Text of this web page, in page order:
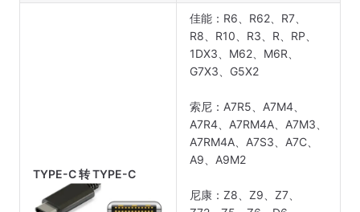
TYPE-C 转 TYPE-C
佳能：R6、R62、R7、
R8、R10、R3、R、RP、
1DX3、M62、M6R、
G7X3、G5X2
索尼：A7R5、A7M4、
A7R4、A7RM4A、A7M3、
A7RM4A、A7S3、A7C、
A9、A9M2
尼康：Z8、Z9、Z7、